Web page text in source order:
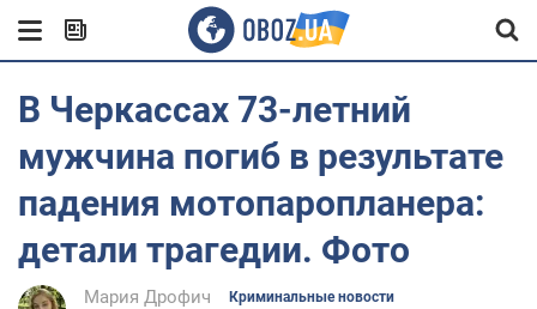
В Черкассах 73-летний
мужчина погиб в результате
падения мотопаропланера:
детали трагедии. Фото
Мария Дрофич Криминальные новости